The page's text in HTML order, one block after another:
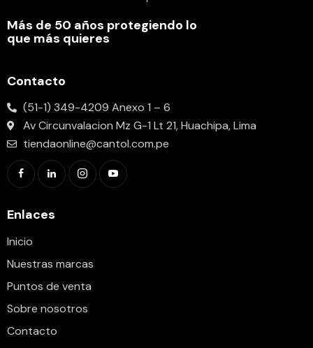
Más de 50 años protegiendo lo
que más quieres
Contacto
(51-1) 349-4209 Anexo 1 – 6
Av Circunvalacion Mz G-1 Lt 21, Huachipa, Lima
tiendaonline@cantol.com.pe
Enlaces
Inicio
Nuestras marcas
Puntos de venta
Sobre nosotros
Contacto